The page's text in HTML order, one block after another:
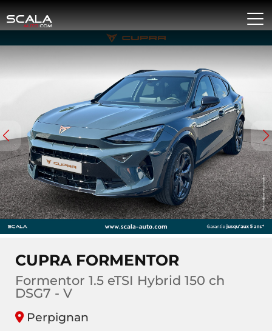
CUPRA FORMENTOR
Formentor 1.5 eTSI Hybrid 150 ch
DSG7 - V
Perpignan